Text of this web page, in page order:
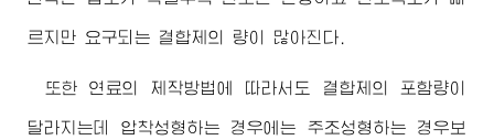
르지만 요구되는 결합제의 량이 많아진다.
또한 연료의 제작방법에 따라서도 결합제의 포함량이
달라지는데 압착성형하는 경우에는 주조성형하는 경우보